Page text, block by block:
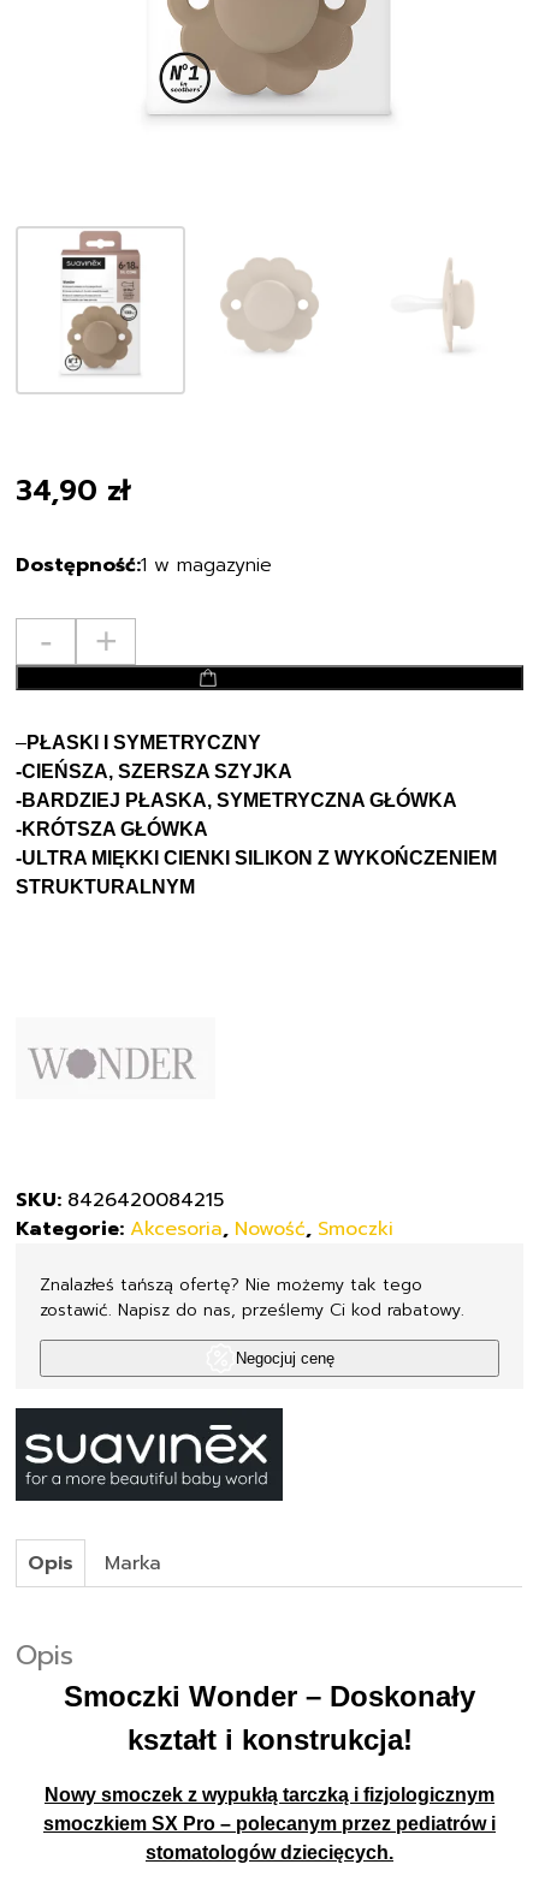
34,90 zł
1 w magazynie
-
Suavinex
SMOCZEK
Uspokajający
SX
PRO
6-
18m
WONDER
+
–PŁASKI I SYMETRYCZNY
-CIEŃSZA, SZERSZA SZYJKA
-BARDZIEJ PŁASKA, SYMETRYCZNA GŁÓWKA
-KRÓTSZA GŁÓWKA
-ULTRA MIĘKKI CIENKI SILIKON Z WYKOŃCZENIEM
STRUKTURALNYM
SKU: 8426420084215
Kategorie:Akcesoria, Nowość, Smoczki
Znalazłeś tańszą ofertę? Nie możemy tak tego
zostawić. Napisz do nas, prześlemy Ci kod rabatowy.
Negocjuj cenę
Opis Marka
Opis
Smoczki Wonder – Doskonały
kształt i konstrukcja!
Nowy smoczek z wypukłą tarczką i fizjologicznym
smoczkiem SX Pro – polecanym przez pediatrów i
stomatologów dziecięcych.